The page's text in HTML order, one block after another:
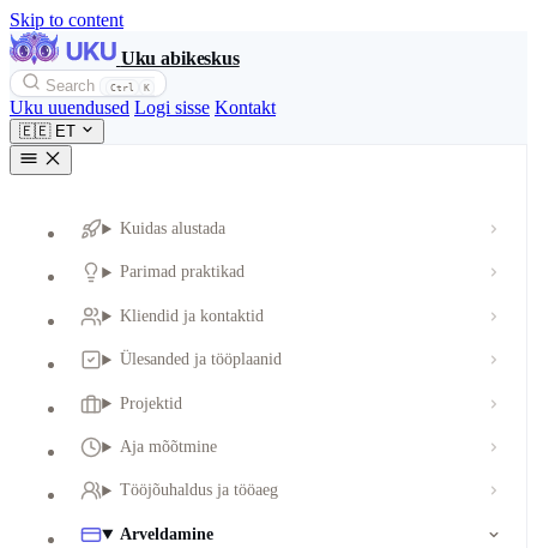
Skip to content
Uku abikeskus
Search Ctrl K
Uku uuendused Logi sisse Kontakt
🇪🇪 ET
Kuidas alustada
Parimad praktikad
Kliendid ja kontaktid
Ülesanded ja tööplaanid
Projektid
Aja mõõtmine
Tööjõuhaldus ja tööaeg
Arveldamine